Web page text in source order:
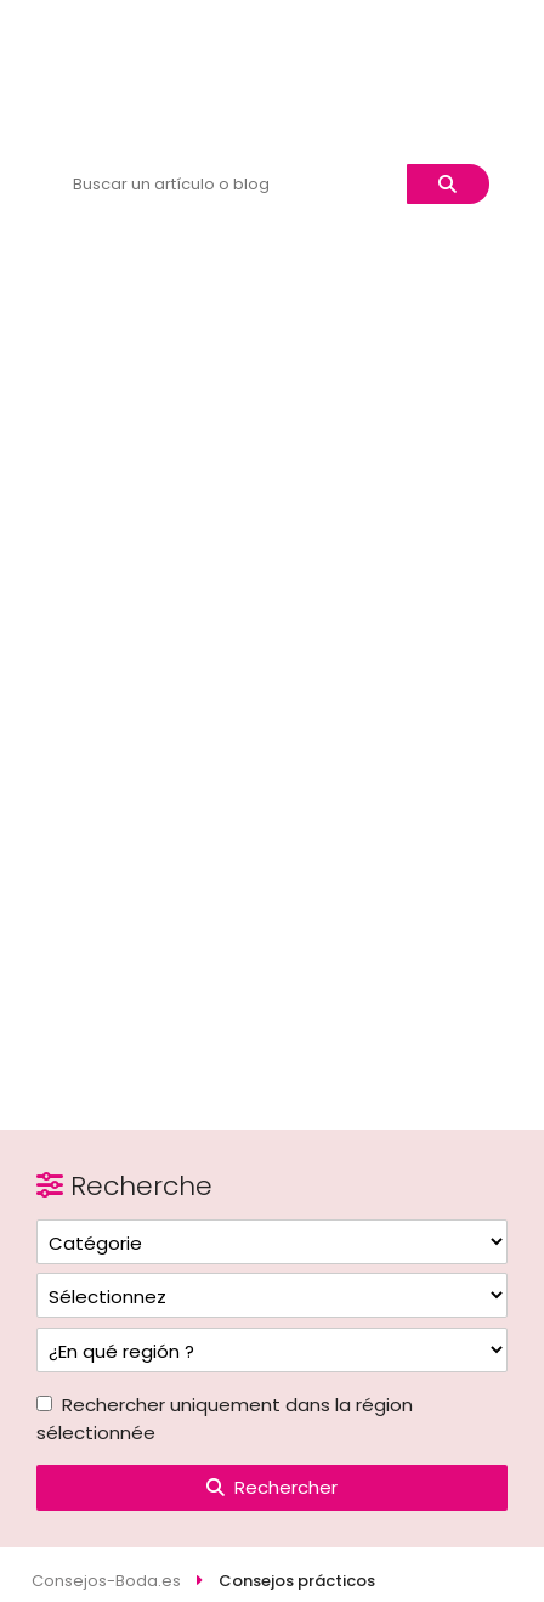
Recherche
Rechercher uniquement dans la région
sélectionnée
Rechercher
Consejos-Boda.es Consejos prácticos